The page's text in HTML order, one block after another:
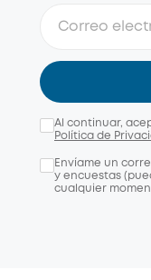
Al continuar,
Política de
Envíame un
y encuestas
cualquier